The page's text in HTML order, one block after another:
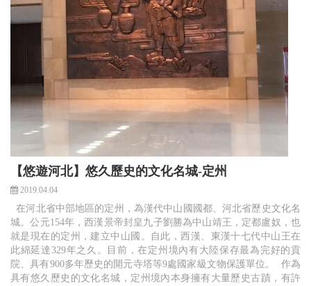
【悠遊河北】悠久歷史的文化名城-定州
2019.04.04
在河北省中部地區的定州，為漢代中山國國都、河北省歷史文化名
城。公元154年，西漢景帝封皇九子劉勝為中山靖王，定都盧奴，也
就是現在的定州，建立中山國。自此，西漢、東漢十七代中山王在
此綿延達329年之久。目前，在定州境內有大陸保存最為完好的貢
院、具有900多年歷史的開元寺塔等9處國家級文物保護單位。 作為
具有悠久歷史的文化名城，定州境內本身擁有大量歷史古蹟，有許